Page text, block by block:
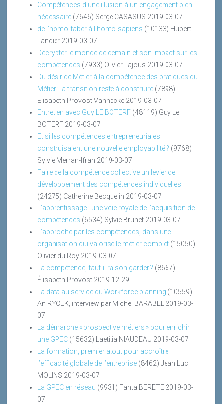
Compétences d’une illusion à un engagement bien
nécessaire (7646) Serge CASASUS 2019-03-07
de l'homo-faber à l'homo-sapiens (10133) Hubert
Landier 2019-03-07
Décrypter le monde de demain et son impact sur les
compétences (7933) Olivier Lajous 2019-03-07
Du désir de Métier à la compétence des pratiques du
Métier : la transition reste à construire (7898)
Elisabeth Provost Vanhecke 2019-03-07
Entretien avec Guy LE BOTERF (48119) Guy Le
BOTERF 2019-03-07
Et si les compétences entrepreneuriales
construisaient une nouvelle employabilité ? (9768)
Sylvie Merran-Ifrah 2019-03-07
Faire de la compétence collective un levier de
développement des compétences individuelles
(24275) Catherine Becquelin 2019-03-07
L’apprentissage : une voie royale de l’acquisition de
compétences (6534) Sylvie Brunet 2019-03-07
L’approche par les compétences, dans une
organisation qui valorise le métier complet (15050)
Olivier du Roy 2019-03-07
La compétence, faut-il raison garder ? (8667)
Élisabeth Provost 2019-12-29
La data au service du Workforce planning (10559)
An RYCEK, interview par Michel BARABEL 2019-03-
07
La démarche « prospective métiers » pour enrichir
une GPEC (15632) Laetitia NIAUDEAU 2019-03-07
La formation, premier atout pour accroître
l’efficacité globale de l’entreprise (8462) Jean Luc
MOLINS 2019-03-07
La GPEC en réseau (9931) Fanta BERETE 2019-03-
07